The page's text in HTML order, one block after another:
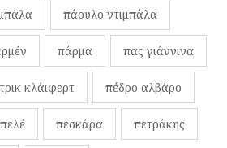
πάουλο ντιμπάλα
πάρμα πας γιάννινα
κλάιφερτ πέδρο αλβάρο
πελέ πεσκάρα πετράκης